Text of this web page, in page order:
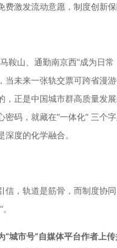
费激发流动意愿，制度创新保
山、通勤南京西”成为日常
当未来一张轨交票可跨省漫
，正是中国城市群高质量发
密码，就藏在“一体化” 三个
深度的化学融合。
，轨道是筋骨，而制度协同
“城市号”自媒体平台作者上